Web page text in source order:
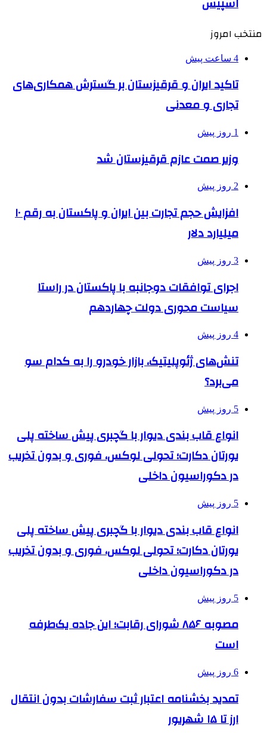
منتخب امروز
4 ساعت پیش
تاکید ایران و قرقیزستان بر گسترش همکاری‌های
تجاری و معدنی
1 روز پیش
وزیر صمت عازم قرقیزستان شد
2 روز پیش
افزایش حجم تجارت بین ایران و پاکستان به رقم ۱۰
میلیارد دلار
3 روز پیش
اجرای توافقات دوجانبه با پاکستان در راستا
سیاست محوری دولت چهاردهم
4 روز پیش
تنش‌های ژئوپلیتیک، بازار خودرو را به کدام سو
می‌برد؟
5 روز پیش
انواع قاب بندی دیوار با گچبری پیش ساخته پلی
یورتان دکارت؛ تحولی لوکس، فوری و بدون تخریب
در دکوراسیون داخلی
5 روز پیش
انواع قاب بندی دیوار با گچبری پیش ساخته پلی
یورتان دکارت؛ تحولی لوکس، فوری و بدون تخریب
در دکوراسیون داخلی
5 روز پیش
مصوبه ۸۵۶ شورای رقابت؛ این جاده یک‌طرفه
است
6 روز پیش
تمدید بخشنامه اعتبار ثبت سفارشات بدون انتقال
ارز تا ۱۵ شهریور